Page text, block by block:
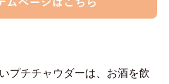
プチチャウダーは、お酒を飲